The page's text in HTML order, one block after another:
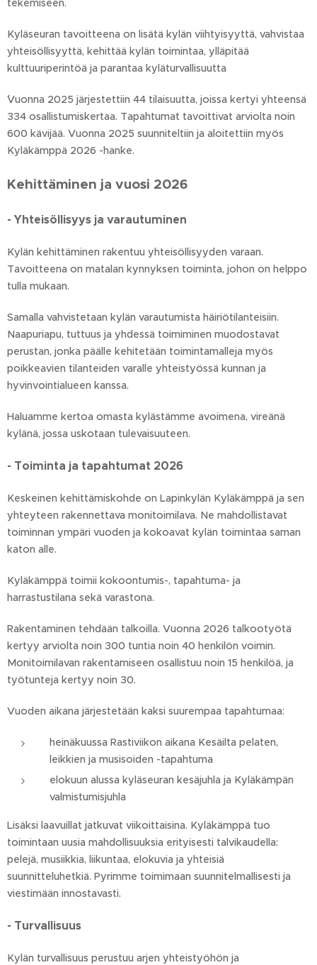
tekemiseen.
Kyläseuran tavoitteena on lisätä kylän viihtyisyyttä, vahvistaa
yhteisöllisyyttä, kehittää kylän toimintaa, ylläpitää
kulttuuriperintöä ja parantaa kyläturvallisuutta
´Vuonna 2025 järjestettiin 44 tilaisuutta, joissa kertyi yhteensä
334 osallistumiskertaa. Tapahtumat tavoittivat arviolta noin
600 kävijää. Vuonna 2025 suunniteltiin ja aloitettiin myös
Kyläkämppä 2026 -hanke.
Kehittäminen ja vuosi 2026
- Yhteisöllisyys ja varautuminen
Kylän kehittäminen rakentuu yhteisöllisyyden varaan.
Tavoitteena on matalan kynnyksen toiminta, johon on helppo
tulla mukaan.
Samalla vahvistetaan kylän varautumista häiriötilanteisiin.
Naapuriapu, tuttuus ja yhdessä toimiminen muodostavat
perustan, jonka päälle kehitetään toimintamalleja myös
poikkeavien tilanteiden varalle yhteistyössä kunnan ja
hyvinvointialueen kanssa.
Haluamme kertoa omasta kylästämme avoimena, vireänä
kylänä, jossa uskotaan tulevaisuuteen.
- Toiminta ja tapahtumat 2026
Keskeinen kehittämiskohde on Lapinkylän Kyläkämppä ja sen
yhteyteen rakennettava monitoimilava. Ne mahdollistavat
toiminnan ympäri vuoden ja kokoavat kylän toimintaa saman
katon alle.
Kyläkämppä toimii kokoontumis-, tapahtuma- ja
harrastustilana sekä varastona.
Rakentaminen tehdään talkoilla. Vuonna 2026 talkootyötä
kertyy arviolta noin 300 tuntia noin 40 henkilön voimin.
Monitoimilavan rakentamiseen osallistuu noin 15 henkilöä, ja
työtunteja kertyy noin 30.
Vuoden aikana järjestetään kaksi suurempaa tapahtumaa:
heinäkuussa Rastiviikon aikana Kesäilta pelaten,
leikkien ja musisoiden -tapahtuma
elokuun alussa kyläseuran kesäjuhla ja Kyläkämpän
valmistumisjuhla
Lisäksi laavuillat jatkuvat viikoittaisina. Kyläkämppä tuo
toimintaan uusia mahdollisuuksia erityisesti talvikaudella:
pelejä, musiikkia, liikuntaa, elokuvia ja yhteisiä
suunnitteluhetkiä. Pyrimme toimimaan suunnitelmallisesti ja
viestimään innostavasti.
- Turvallisuus
Kylän turvallisuus perustuu arjen yhteistyöhön ja